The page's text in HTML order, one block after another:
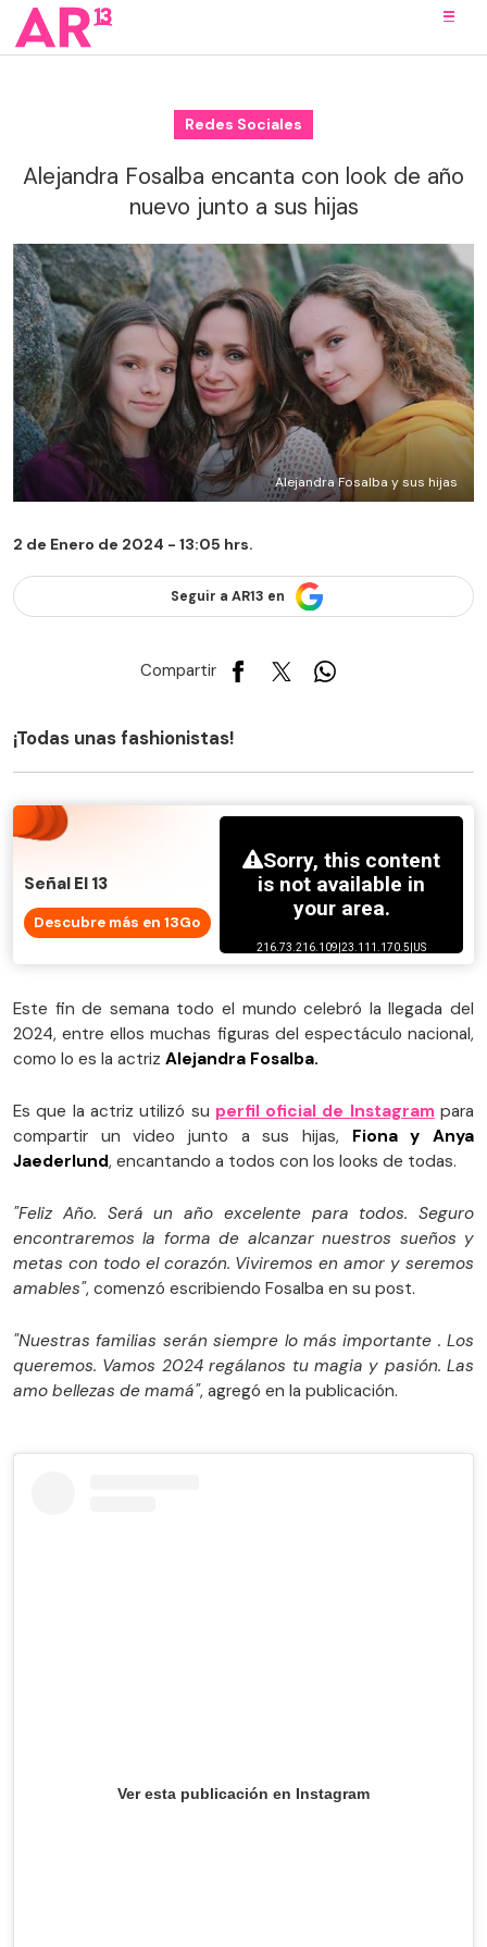
Redes Sociales
Alejandra Fosalba encanta con look de año
nuevo junto a sus hijas
Alejandra Fosalba y sus hijas
2 de Enero de 2024 - 13:05 hrs.
Seguir a AR13 en
Compartir
¡Todas unas fashionistas!
Señal El 13
Descubre más en 13Go
Este fin de semana todo el mundo celebró la llegada del
2024, entre ellos muchas figuras del espectáculo nacional,
como lo es la actriz Alejandra Fosalba.
Es que la actriz utilizó su perfil oficial de Instagram para
compartir un video junto a sus hijas, Fiona y Anya
Jaederlund, encantando a todos con los looks de todas.
"Feliz Año. Será un año excelente para todos. Seguro
encontraremos la forma de alcanzar nuestros sueños y
metas con todo el corazón. Viviremos en amor y seremos
amables", comenzó escribiendo Fosalba en su post.
"Nuestras familias serán siempre lo más importante . Los
queremos. Vamos 2024 regálanos tu magia y pasión. Las
amo bellezas de mamá", agregó en la publicación.
Ver esta publicación en Instagram